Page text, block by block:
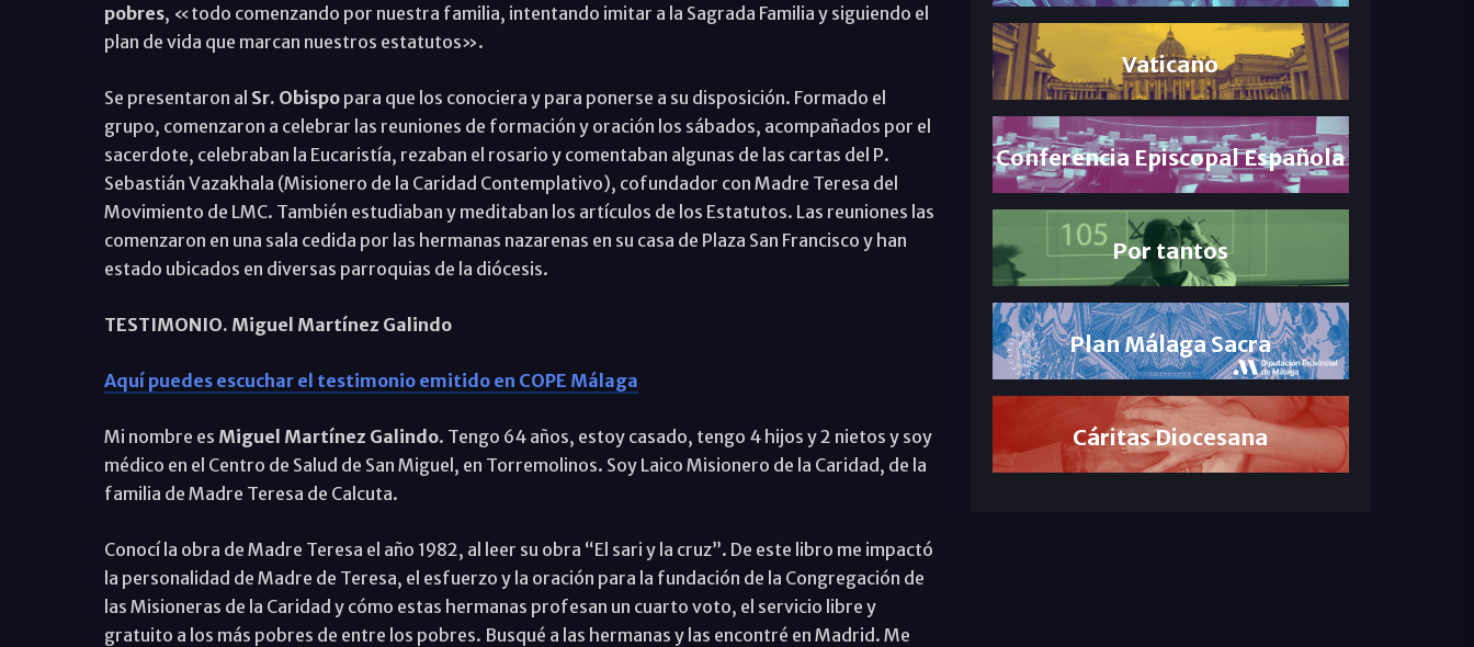
pobres, «todo comenzando por nuestra familia, intentando imitar a la Sagrada Familia y siguiendo el
plan de vida que marcan nuestros estatutos».
Se presentaron al Sr. Obispopara que los conociera y para ponerse a su disposición. Formado el
grupo, comenzaron a celebrar las reuniones de formación y oración los sábados, acompañados por el
sacerdote, celebraban la Eucaristía, rezaban el rosario y comentaban algunas de las cartas del P.
Sebastián Vazakhala (Misionero de la Caridad Contemplativo), cofundador con Madre Teresa del
Movimiento de LMC. También estudiaban y meditaban los artículos de los Estatutos. Las reuniones las
comenzaron en una sala cedida por las hermanas nazarenas en su casa de Plaza San Francisco y han
estado ubicados en diversas parroquias de la diócesis.
TESTIMONIO. Miguel Martínez Galindo
Aquí puedes escuchar el testimonio emitido en COPE Málaga
Mi nombre es Miguel Martínez Galindo. Tengo 64 años, estoy casado, tengo 4 hijos y 2 nietos y soy
médico en el Centro de Salud de San Miguel, en Torremolinos. Soy Laico Misionero de la Caridad, de la
familia de Madre Teresa de Calcuta.
Conocí la obra de Madre Teresa el año 1982, al leer su obra “El sari y la cruz”. De este libro me impactó
la personalidad de Madre de Teresa, el esfuerzo y la oración para la fundación de la Congregación de
las Misioneras de la Caridad y cómo estas hermanas profesan un cuarto voto, el servicio libre y
gratuito a los más pobres de entre los pobres. Busqué a las hermanas y las encontré en Madrid. Me
Vaticano
Conferencia Episcopal Española
Por tantos
Plan Málaga Sacra
Cáritas Diocesana